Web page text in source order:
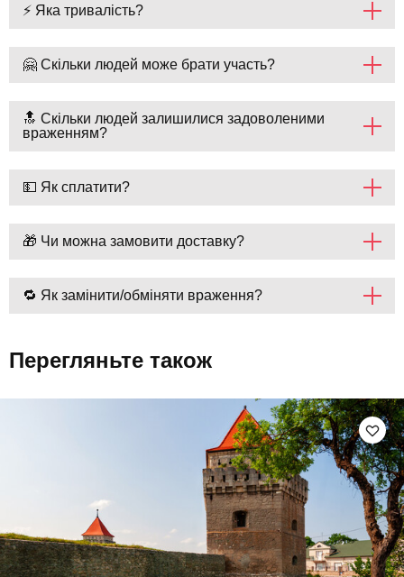
⚡ Яка тривалість?
🤗 Скільки людей може брати участь?
🔝 Скільки людей залишилися задоволеними
враженням?
💵 Як сплатити?
🎁 Чи можна замовити доставку?
🔁 Як замінити/обміняти враження?
Перегляньте також